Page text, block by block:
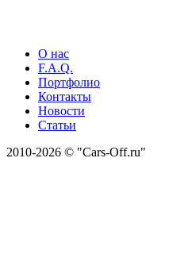
О нас
F.A.Q.
Портфолио
Контакты
Новости
Статьи
2010-2026 © "Cars-Off.ru"